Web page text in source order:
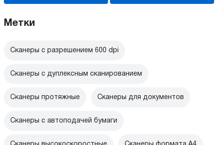
Метки
Сканеры с разрешением 600 dpi
Сканеры с дуплексным сканированием
Сканеры протяжные Сканеры для документов
Сканеры с автоподачей бумаги